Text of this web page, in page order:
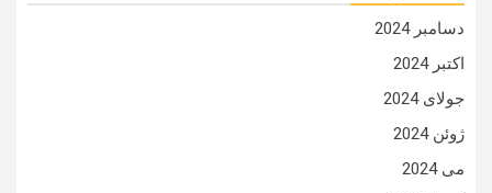
دسامبر 2024
اکتبر 2024
جولای 2024
ژوئن 2024
می 2024